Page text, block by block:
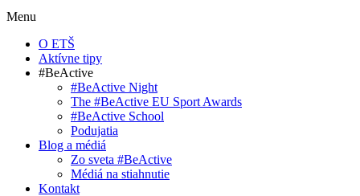
Menu
O ETŠ
Aktívne tipy
#BeActive
#BeActive Night
The #BeActive EU Sport Awards
#BeActive School
Podujatia
Blog a médiá
Zo sveta #BeActive
Médiá na stiahnutie
Kontakt